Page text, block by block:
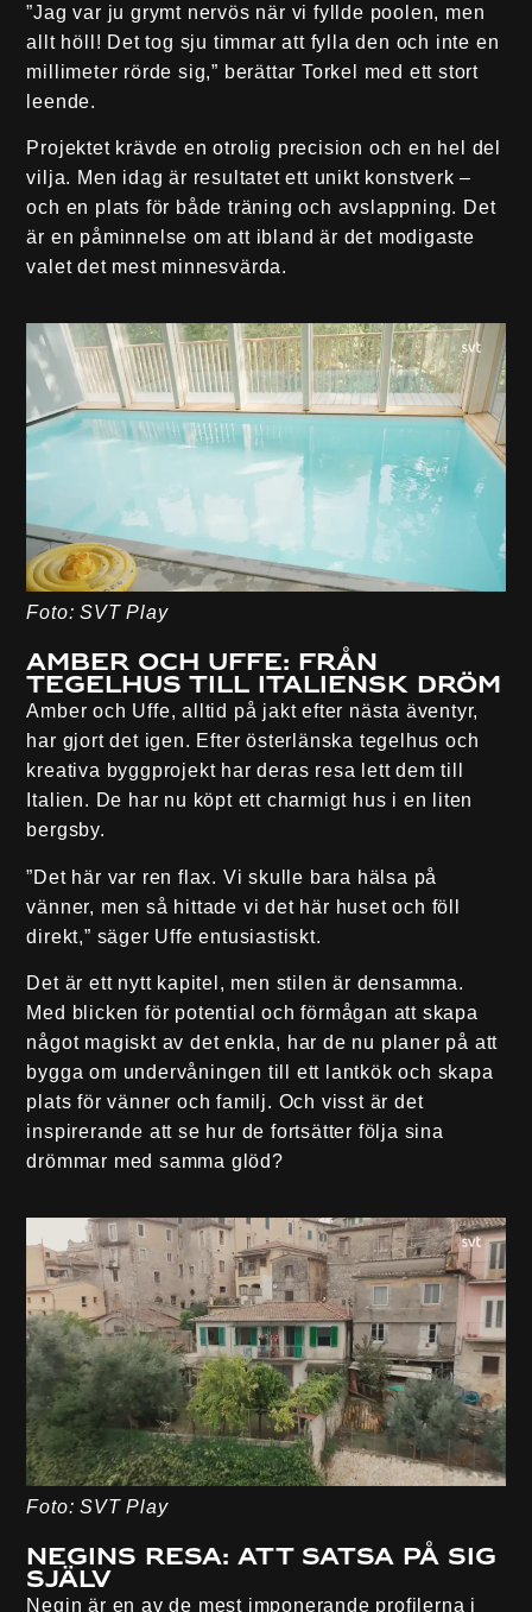
”Jag var ju grymt nervös när vi fyllde poolen, men
allt höll! Det tog sju timmar att fylla den och inte en
millimeter rörde sig,” berättar Torkel med ett stort
leende.
Projektet krävde en otrolig precision och en hel del
vilja. Men idag är resultatet ett unikt konstverk –
och en plats för både träning och avslappning. Det
är en påminnelse om att ibland är det modigaste
valet det mest minnesvärda.
Foto: SVT Play
Amber och Uffe: Från
tegelhus till italiensk dröm
Amber och Uffe, alltid på jakt efter nästa äventyr,
har gjort det igen. Efter österlänska tegelhus och
kreativa byggprojekt har deras resa lett dem till
Italien. De har nu köpt ett charmigt hus i en liten
bergsby.
”Det här var ren flax. Vi skulle bara hälsa på
vänner, men så hittade vi det här huset och föll
direkt,” säger Uffe entusiastiskt.
Det är ett nytt kapitel, men stilen är densamma.
Med blicken för potential och förmågan att skapa
något magiskt av det enkla, har de nu planer på att
bygga om undervåningen till ett lantkök och skapa
plats för vänner och familj. Och visst är det
inspirerande att se hur de fortsätter följa sina
drömmar med samma glöd?
Foto: SVT Play
Negins resa: Att satsa på sig
själv
Negin är en av de mest imponerande profilerna i